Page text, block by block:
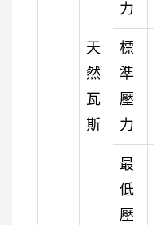
天
然
瓦
斯
力
標
準
壓
力
最
低
壓